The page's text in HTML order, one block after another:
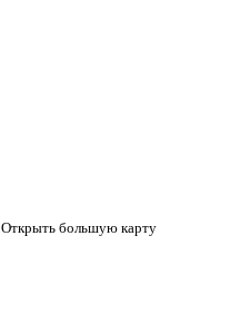
Открыть большую карту